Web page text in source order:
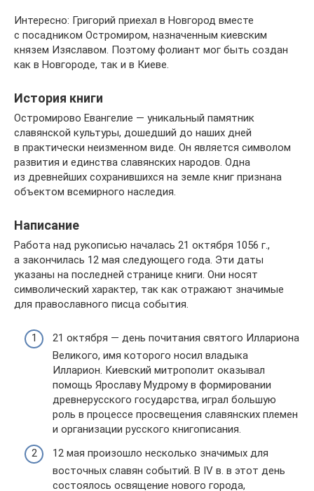
Интересно: Григорий приехал в Новгород вместе
с посадником Остромиром, назначенным киевским
князем Изяславом. Поэтому фолиант мог быть создан
как в Новгороде, так и в Киеве.
История книги
Остромирово Евангелие — уникальный памятник
славянской культуры, дошедший до наших дней
в практически неизменном виде. Он является символом
развития и единства славянских народов. Одна
из древнейших сохранившихся на земле книг признана
объектом всемирного наследия.
Написание
Работа над рукописью началась 21 октября 1056 г.,
а закончилась 12 мая следующего года. Эти даты
указаны на последней странице книги. Они носят
символический характер, так как отражают значимые
для православного писца события.
21 октября — день почитания святого Иллариона
Великого, имя которого носил владыка
Илларион. Киевский митрополит оказывал
помощь Ярославу Мудрому в формировании
древнерусского государства, играл большую
роль в процессе просвещения славянских племен
и организации русского книгописания.
12 мая произошло несколько значимых для
восточных славян событий. В IV в. в этот день
состоялось освящение нового города,